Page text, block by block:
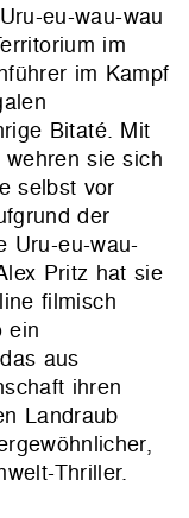
eu-wau-wau
im
im Kampf
Bitaté. Mit
sie sich
selbst vor
der
Uru-eu-wau-
Pritz hat sie
filmisch
ein
aus
ihren
Landraub
Thriller.